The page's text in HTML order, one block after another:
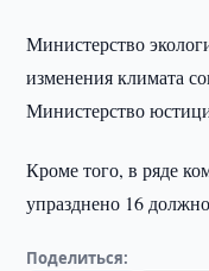
Министерство
изменения климата
Министерство
Кроме того, в ряде
упразднено 16
Поделиться: